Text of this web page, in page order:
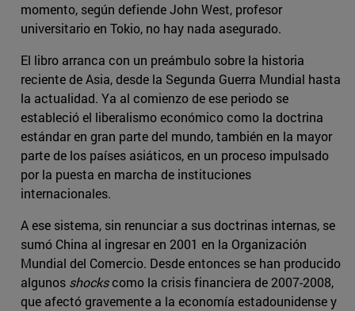
momento, según defiende John West, profesor
universitario en Tokio, no hay nada asegurado.
El libro arranca con un preámbulo sobre la historia
reciente de Asia, desde la Segunda Guerra Mundial hasta
la actualidad. Ya al comienzo de ese periodo se
estableció el liberalismo económico como la doctrina
estándar en gran parte del mundo, también en la mayor
parte de los países asiáticos, en un proceso impulsado
por la puesta en marcha de instituciones
internacionales.
A ese sistema, sin renunciar a sus doctrinas internas, se
sumó China al ingresar en 2001 en la Organización
Mundial del Comercio. Desde entonces se han producido
algunos shockscomo la crisis financiera de 2007-2008,
que afectó gravemente a la economía estadounidense y